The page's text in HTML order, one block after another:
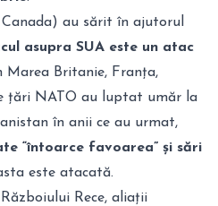
au sărit în ajutorul
asupra SUA este un atac
Marea Britanie, Franța,
țări NATO au luptat umăr la
în anii ce au urmat,
“întoarce favoarea” și sări
este atacată.
Rece, aliații